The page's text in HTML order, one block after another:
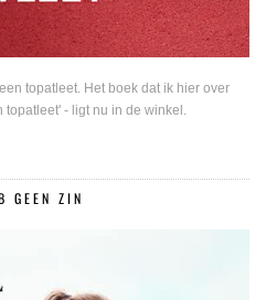
topatleet. Het boek dat ik hier over
topatleet' - ligt nu in de winkel.
GEEN ZIN